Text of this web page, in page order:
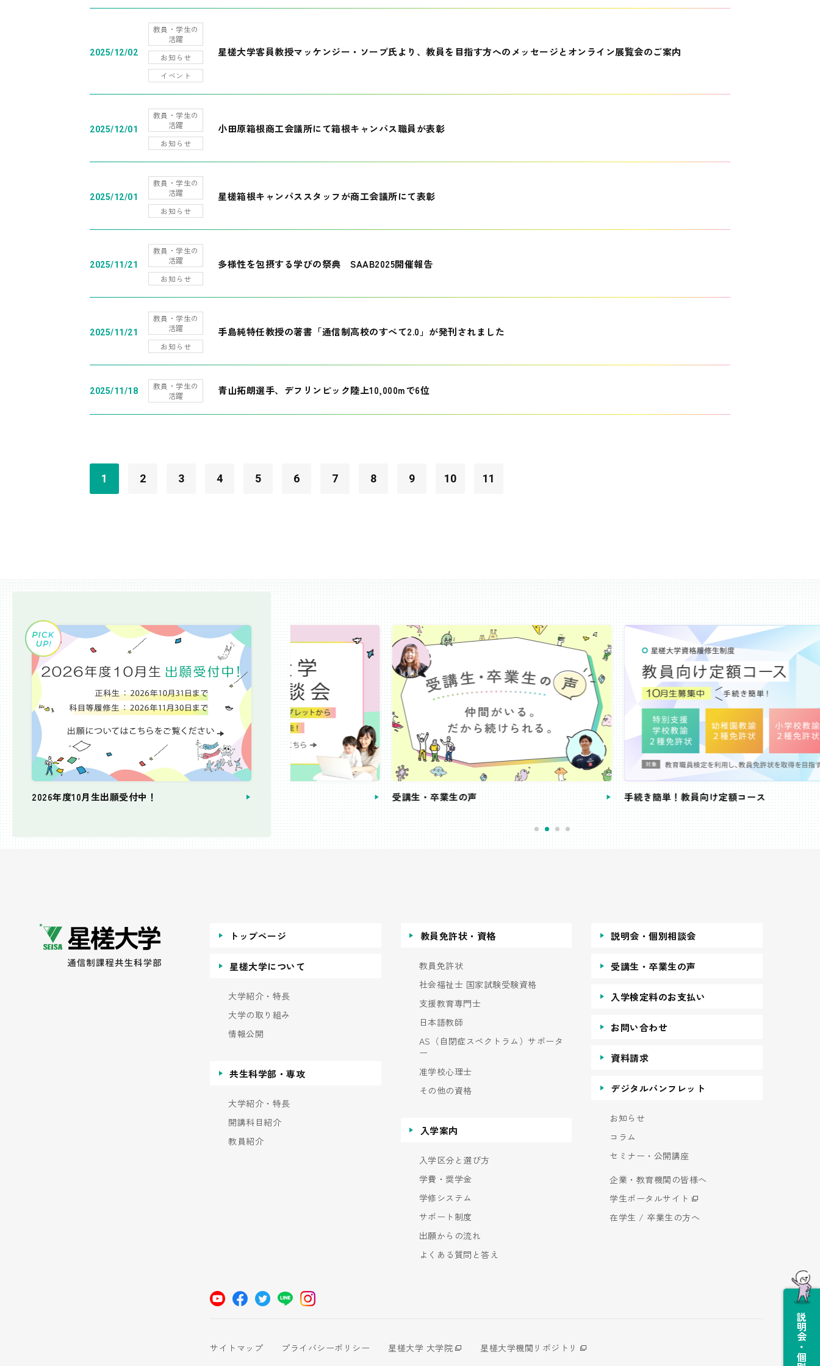
2025/12/02
教員・学生の
活躍
お知らせ
イベント
星槎大学客員教授マッケンジー・ソープ氏より、教員を目指す方へのメッセージとオンライン展覧会のご案内
2025/12/01
教員・学生の
活躍
お知らせ
小田原箱根商工会議所にて箱根キャンパス職員が表彰
2025/12/01
教員・学生の
活躍
お知らせ
星槎箱根キャンパススタッフが商工会議所にて表彰
2025/11/21
教員・学生の
活躍
お知らせ
多様性を包摂する学びの祭典 SAAB2025開催報告
2025/11/21
教員・学生の
活躍
お知らせ
手島純特任教授の著書「通信制高校のすべて2.0」が発刊されました
2025/11/18
教員・学生の
活躍
青山拓朗選手、デフリンピック陸上10,000mで6位
1 2 3 4 5 6 7 8 9 10 11
2026年度10月生出願受付中！
個別相談会 受講生・卒業生の声 手続き簡単！教員向け定額コース 教員免許状が
トップページ
星槎大学について
大学紹介・特長
大学の取り組み
情報公開
共生科学部・専攻
大学紹介・特長
開講科目紹介
教員紹介
教員免許状・資格
教員免許状
社会福祉士 国家試験受験資格
支援教育専門士
日本語教師
AS（自閉症スペクトラム）サポータ
ー
准学校心理士
その他の資格
入学案内
入学区分と選び方
学費・奨学金
学修システム
サポート制度
出願からの流れ
よくある質問と答え
説明会・個別相談会
受講生・卒業生の声
入学検定料のお支払い
お問い合わせ
資料請求
デジタルパンフレット
お知らせ
コラム
セミナー・公開講座
企業・教育機関の皆様へ
学生ポータルサイト
在学生 / 卒業生の方へ
サイトマップ プライバシーポリシー 星槎大学 大学院
星槎大学機関リポジトリ